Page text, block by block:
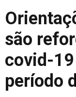
são
covid-
período